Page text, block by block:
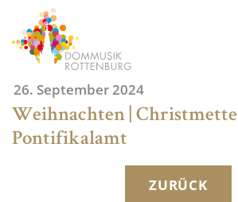
content
26. September 2024
Weihnachten | Christmette |
Pontifikalamt
ZURÜCK